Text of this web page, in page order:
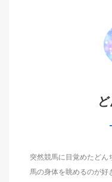
突然競馬に目覚めたどん
馬の身体を眺めるのが好